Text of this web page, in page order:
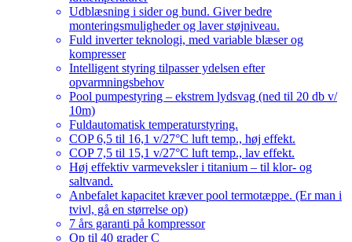
Udblæsning i sider og bund. Giver bedre
monteringsmuligheder og laver støjniveau.
Fuld inverter teknologi, med variable blæser og
kompresser
Intelligent styring tilpasser ydelsen efter
opvarmningsbehov
Pool pumpestyring – ekstrem lydsvag (ned til 20 db v/
10m)
Fuldautomatisk temperaturstyring.
COP 6,5 til 16,1 v/27°C luft temp., høj effekt.
COP 7,5 til 15,1 v/27°C luft temp., lav effekt.
Høj effektiv varmeveksler i titanium – til klor- og
saltvand.
Anbefalet kapacitet kræver pool termotæppe. (Er man i
tvivl, gå en størrelse op)
7 års garanti på kompressor
Op til 40 grader C